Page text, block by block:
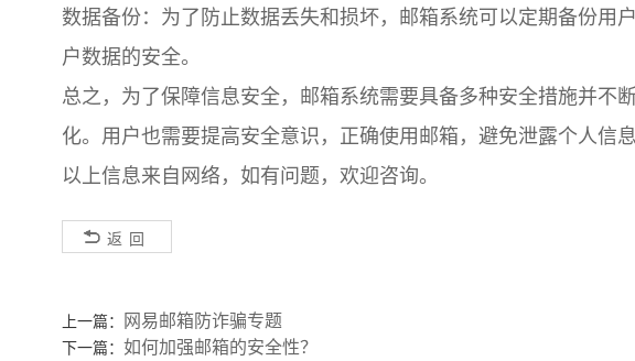
数据备份：为了防止数据丢失和损坏，邮箱系统可以定期备份用
户数据的安全。
总之，为了保障信息安全，邮箱系统需要具备多种安全措施并不
化。用户也需要提高安全意识，正确使用邮箱，避免泄露个人信息
以上信息来自网络，如有问题，欢迎咨询。
返回
上一篇： 网易邮箱防诈骗专题
下一篇： 如何加强邮箱的安全性？